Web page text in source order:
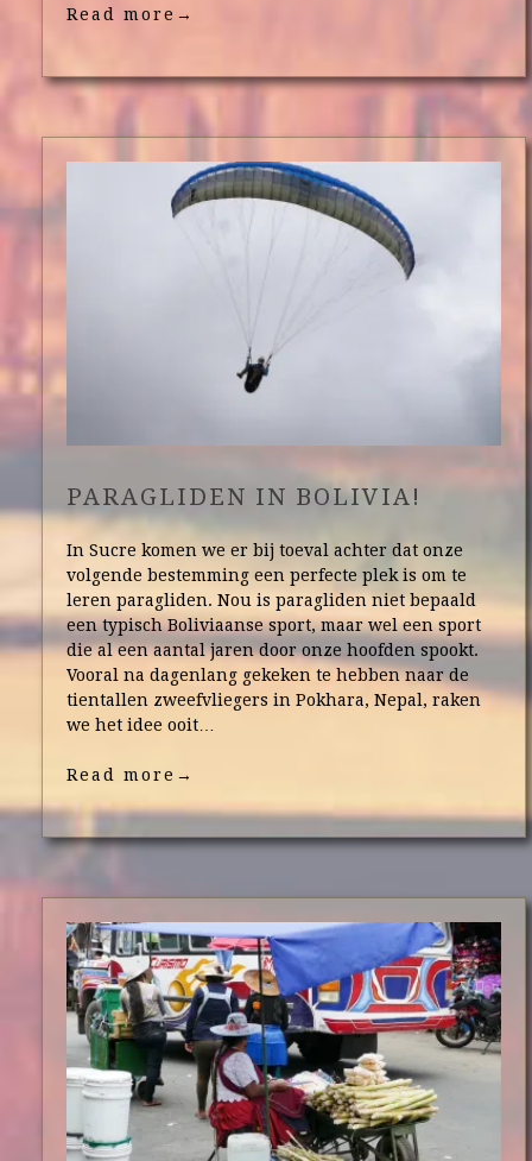
Read more →
PARAGLIDEN IN BOLIVIA!
In Sucre komen we er bij toeval achter dat onze
volgende bestemming een perfecte plek is om te
leren paragliden. Nou is paragliden niet bepaald
een typisch Boliviaanse sport, maar wel een sport
die al een aantal jaren door onze hoofden spookt.
Vooral na dagenlang gekeken te hebben naar de
tientallen zweefvliegers in Pokhara, Nepal, raken
we het idee ooit…
Read more →